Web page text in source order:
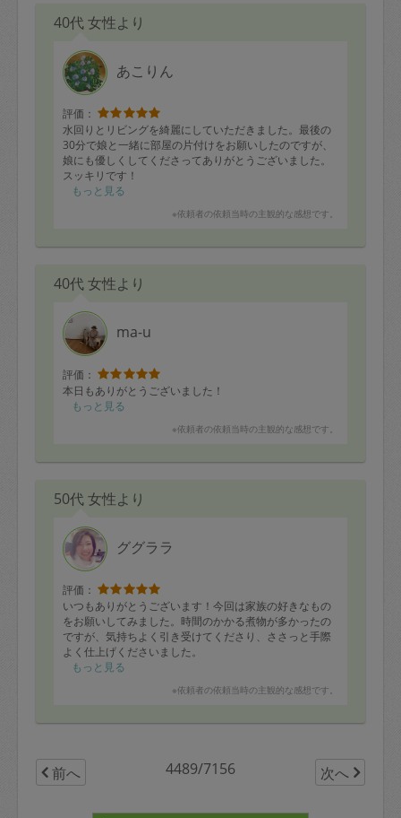
料理終了後はキッチンもきれいにしていただきありがと
うございました。
40代 女性より
あこりん
評価：
水回りとリビングを綺麗にしていただきました。最後の
30分で娘と一緒に部屋の片付けをお願いしたのですが、
娘にも優しくしてくださってありがとうございました。
スッキリです！
もっと見る
※依頼者の依頼当時の主観的な感想です。
40代 女性より
ma-u
評価：
本日もありがとうございました！
もっと見る
※依頼者の依頼当時の主観的な感想です。
50代 女性より
ググララ
評価：
いつもありがとうございます！今回は家族の好きなもの
をお願いしてみました。時間のかかる煮物が多かったの
ですが、気持ちよく引き受けてくださり、ささっと手際
よく仕上げくださいました。
さらに冷蔵庫にあった材料で別の品も！プロフェッショ
もっと見る
※依頼者の依頼当時の主観的な感想です。
前へ 4489/7156 次へ